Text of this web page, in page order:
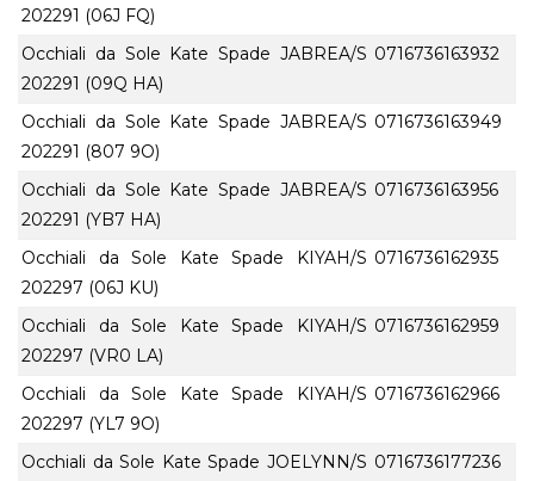
202291 (06J FQ)
Occhiali da Sole Kate Spade JABREA/S
202291 (09Q HA)
0716736163932
Occhiali da Sole Kate Spade JABREA/S
202291 (807 9O)
0716736163949
Occhiali da Sole Kate Spade JABREA/S
202291 (YB7 HA)
0716736163956
Occhiali da Sole Kate Spade KIYAH/S
202297 (06J KU)
0716736162935
Occhiali da Sole Kate Spade KIYAH/S
202297 (VR0 LA)
0716736162959
Occhiali da Sole Kate Spade KIYAH/S
202297 (YL7 9O)
0716736162966
Occhiali da Sole Kate Spade JOELYNN/S 0716736177236